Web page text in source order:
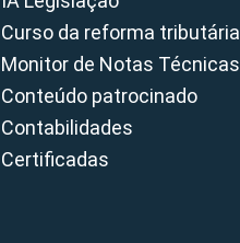
Curso da reforma tributária
Monitor de Notas Técnicas
Conteúdo patrocinado
Contabilidades
Certificadas